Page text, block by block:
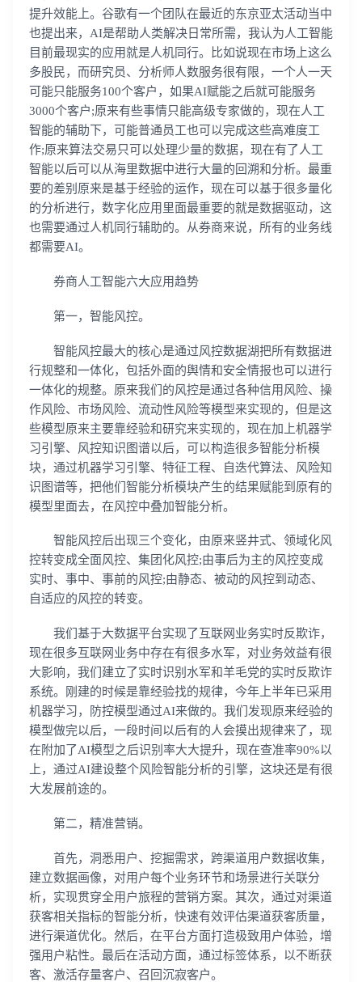
提升效能上。谷歌有一个团队在最近的东京亚太活动当中
也提出来，AI是帮助人类解决日常所需，我认为人工智能
目前最现实的应用就是人机同行。比如说现在市场上这么
多股民，而研究员、分析师人数服务很有限，一个人一天
可能只能服务100个客户，如果AI赋能之后就可能服务
3000个客户;原来有些事情只能高级专家做的，现在人工
智能的辅助下，可能普通员工也可以完成这些高难度工
作;原来算法交易只可以处理少量的数据，现在有了人工
智能以后可以从海里数据中进行大量的回溯和分析。最重
要的差别原来是基于经验的运作，现在可以基于很多量化
的分析进行，数字化应用里面最重要的就是数据驱动，这
也需要通过人机同行辅助的。从券商来说，所有的业务线
都需要AI。
券商人工智能六大应用趋势
第一，智能风控。
智能风控最大的核心是通过风控数据湖把所有数据进
行规整和一体化，包括外面的舆情和安全情报也可以进行
一体化的规整。原来我们的风控是通过各种信用风险、操
作风险、市场风险、流动性风险等模型来实现的，但是这
些模型原来主要靠经验和研究来实现的，现在加上机器学
习引擎、风控知识图谱以后，可以构造很多智能分析模
块，通过机器学习引擎、特征工程、自迭代算法、风险知
识图谱等，把他们智能分析模块产生的结果赋能到原有的
模型里面去，在风控中叠加智能分析。
智能风控后出现三个变化，由原来竖井式、领域化风
控转变成全面风控、集团化风控;由事后为主的风控变成
实时、事中、事前的风控;由静态、被动的风控到动态、
自适应的风控的转变。
我们基于大数据平台实现了互联网业务实时反欺诈，
现在很多互联网业务中存在有很多水军，对业务效益有很
大影响，我们建立了实时识别水军和羊毛党的实时反欺诈
系统。刚建的时候是靠经验找的规律，今年上半年已采用
机器学习，防控模型通过AI来做的。我们发现原来经验的
模型做完以后，一段时间以后有的人会摸出规律来了，现
在附加了AI模型之后识别率大大提升，现在查准率90%以
上，通过AI建设整个风险智能分析的引擎，这块还是有很
大发展前途的。
第二，精准营销。
首先，洞悉用户、挖掘需求，跨渠道用户数据收集，
建立数据画像，对用户每个业务环节和场景进行关联分
析，实现贯穿全用户旅程的营销方案。其次，通过对渠道
获客相关指标的智能分析，快速有效评估渠道获客质量，
进行渠道优化。然后，在平台方面打造极致用户体验，增
强用户粘性。最后在活动方面，通过标签体系，以不断获
客、激活存量客户、召回沉寂客户。